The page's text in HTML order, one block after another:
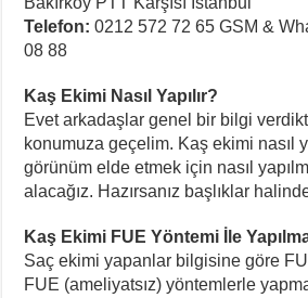
Telefon: 0212 572 72 65 GSM &
08 88
Kaş Ekimi Nasıl Yapılır?
Evet arkadaşlar genel bir bilgi
konumuza geçelim. Kaş ekimi nasıl
görünüm elde etmek için nasıl
alacağız. Hazırsanız başlıklar
Kaş Ekimi FUE Yöntemi İle
Saç ekimi yapanlar bilgisine göre
FUE (ameliyatsız) yöntemlerle